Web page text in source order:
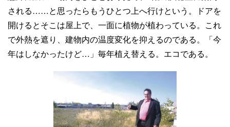
される……と思ったらもうひとつ上へ行けという。ドアを
開けるとそこは屋上で、一面に植物が植わっている。これ
で外熱を遮り、建物内の温度変化を抑えるのである。「今
年はしなかったけど…」毎年植え替える。エコである。